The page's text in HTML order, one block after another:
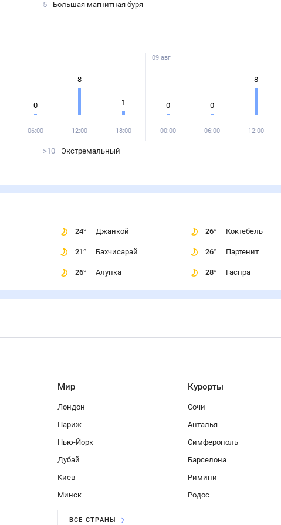
5
Большая магнитная буря
0
06:00
8
12:00
1
18:00
09 авг
0
00:00
0
06:00
8
12:00
>10 Экстремальный
24° Джанкой
21° Бахчисарай
26° Алупка
26° Коктебель
26° Партенит
28° Гаспра
Мир
Лондон
Париж
Нью-Йорк
Дубай
Киев
Минск
Курорты
Сочи
Анталья
Симферополь
Барселона
Римини
Родос
ВСЕ СТРАНЫ